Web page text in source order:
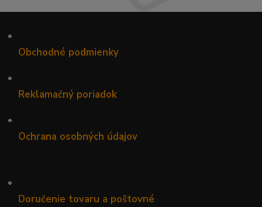
•
Obchodné podmienky
•
Reklamačný poriadok
•
Ochrana osobných údajov
•
Doručenie tovaru a poštovné